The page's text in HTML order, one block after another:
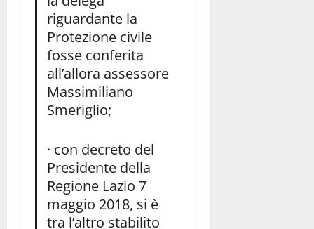
riguardante la
Protezione civile
fosse conferita
all’allora assessore
Massimiliano
Smeriglio;
· con decreto del
Presidente della
Regione Lazio 7
maggio 2018, si è
tra l’altro stabilito